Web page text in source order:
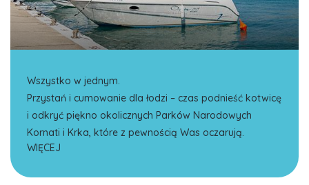
Wszystko w jednym.
Przystań i cumowanie dla łodzi – czas podnieść kotwicę
i odkryć piękno okolicznych Parków Narodowych
Kornati i Krka, które z pewnością Was oczarują.
WIĘCEJ